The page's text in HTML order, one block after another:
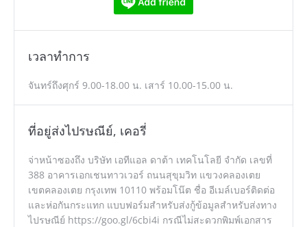
เวลาทำการ
จันทร์ถึงศุกร์ 9.00-18.00 น. เสาร์ 10.00-15.00 น.
ที่อยู่ส่งไปรษณีย์, เคอรี่
จ่าหน้าซองถึง บริษัท เอทีแอล ดาต้า เทคโนโลยี จำกัด เลขที่
388 อาคารเอกเชนทาวเวอร์ ถนนสุขุมวิท แขวงคลองเตย
เขตคลองเตย กรุงเทพ 10110 พร้อมโน๊ต ชื่อ อีเมล์เบอร์ติดต่อ
และห่อกันกระแทก แบบฟอร์มสำหรับส่งกู้ข้อมูลสำหรับส่งทาง
ไปรษณีย์ https://goo.gl/6cbi4i กรณีไม่สะดวกพิมพ์เอกสาร